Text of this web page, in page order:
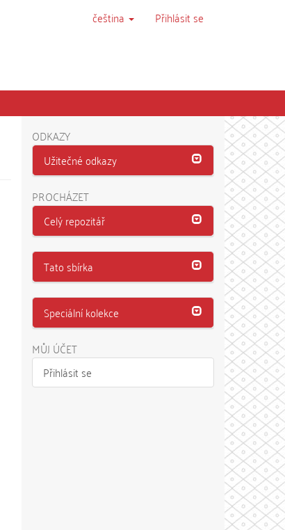
čeština Přihlásit se
ODKAZY
Užitečné odkazy
PROCHÁZET
Celý repozitář
Tato sbírka
Speciální kolekce
MŮJ ÚČET
Přihlásit se